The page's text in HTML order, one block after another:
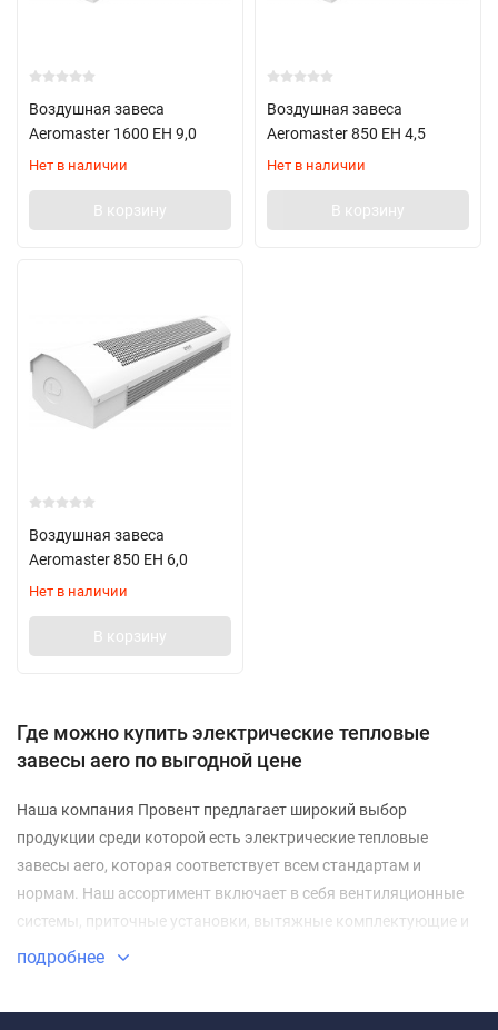
Воздушная завеса
Aeromaster 1600 EH 9,0
Нет в наличии
В корзину
Воздушная завеса
Aeromaster 850 EH 4,5
Нет в наличии
В корзину
Воздушная завеса
Aeromaster 850 EH 6,0
Нет в наличии
В корзину
Где можно купить электрические тепловые
завесы aero по выгодной цене
Наша компания Провент предлагает широкий выбор
продукции среди которой есть электрические тепловые
завесы aero, которая соответствует всем стандартам и
нормам. Наш ассортимент включает в себя вентиляционные
системы, приточные установки, вытяжные комплектующие и
монтажные элементы, а также все необходимое
подробнее